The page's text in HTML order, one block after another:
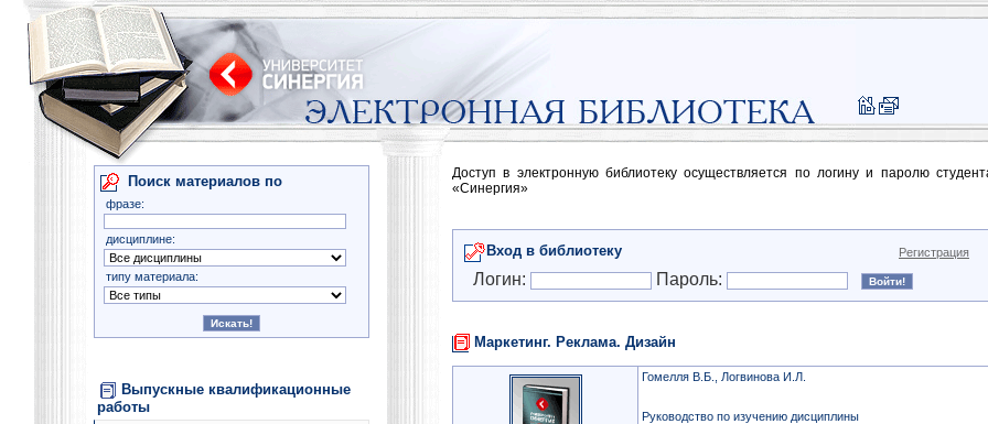
Поиск материалов по
фразе:
дисциплине:
типу материала:
Выпускные квалификационные
работы
Доступ в электронную библиотеку осуществляется по логину и паролю
«Синергия»
Вход в библиотеку Регистрация
Логин: Пароль:
Маркетинг. Реклама. Дизайн
Гомелля В.Б., Логвинова И.Л.
Руководство по изучению дисциплины